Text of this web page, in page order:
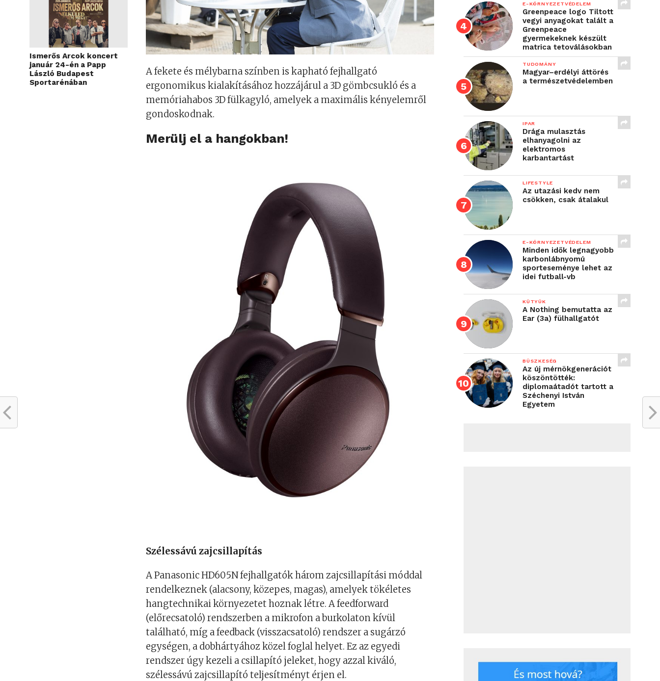
Ismerős Arcok koncert
január 24-én a Papp
László Budapest
Sportarénában
A fekete és mélybarna színben is kapható fejhallgató
ergonomikus kialakításához hozzájárul a 3D gömbcsukló és a
memóriahabos 3D fülkagyló, amelyek a maximális kényelemről
gondoskodnak.
Merülj el a hangokban!
Szélessávú zajcsillapítás
A Panasonic HD605N fejhallgatók három zajcsillapítási móddal
rendelkeznek (alacsony, közepes, magas), amelyek tökéletes
hangtechnikai környezetet hoznak létre. A feedforward
(előrecsatoló) rendszerben a mikrofon a burkolaton kívül
található, míg a feedback (visszacsatoló) rendszer a sugárzó
egységen, a dobhártyához közel foglal helyet. Ez az egyedi
rendszer úgy kezeli a csillapító jeleket, hogy azzal kiváló,
szélessávú zajcsillapító teljesítményt érjen el.
E-KÖRNYEZETVÉDELEM
Greenpeace logo Tiltott
vegyi anyagokat talált a
Greenpeace
gyermekeknek készült
matrica tetoválásokban
TUDOMÁNY
Magyar–erdélyi áttörés
a természetvédelemben
IPAR
Drága mulasztás
elhanyagolni az
elektromos
karbantartást
LIFESTYLE
Az utazási kedv nem
csökken, csak átalakul
E-KÖRNYEZETVÉDELEM
Minden idők legnagyobb
karbonlábnyomú
sporteseménye lehet az
idei futball-vb
KÜTYÜK
A Nothing bemutatta az
Ear (3a) fülhallgatót
BÜSZKESÉG
Az új mérnökgenerációt
köszöntötték:
diplomaátadót tartott a
Széchenyi István
Egyetem